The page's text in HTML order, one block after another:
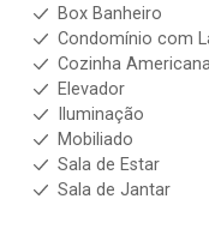
Box Banheiro
Condomínio com
Cozinha
Elevador
Iluminação
Mobiliado
Sala de Estar
Sala de Jantar